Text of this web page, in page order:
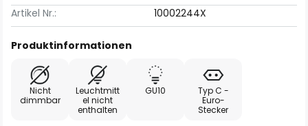
Artikel Nr.:
10002244X
Produktinformationen
Nicht
dimmbar
Leuchtmitt
el nicht
enthalten
GU10
Typ C -
Euro-
Stecker